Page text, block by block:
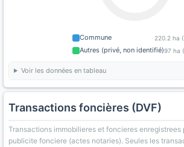
Commune 220.2 ha
Autres (privé, non identifié)97 ha
Voir les données en tableau
Transactions foncières (DVF)
Transactions immobilieres et foncieres enregistrees
publicite fonciere (actes notaries). Seules les